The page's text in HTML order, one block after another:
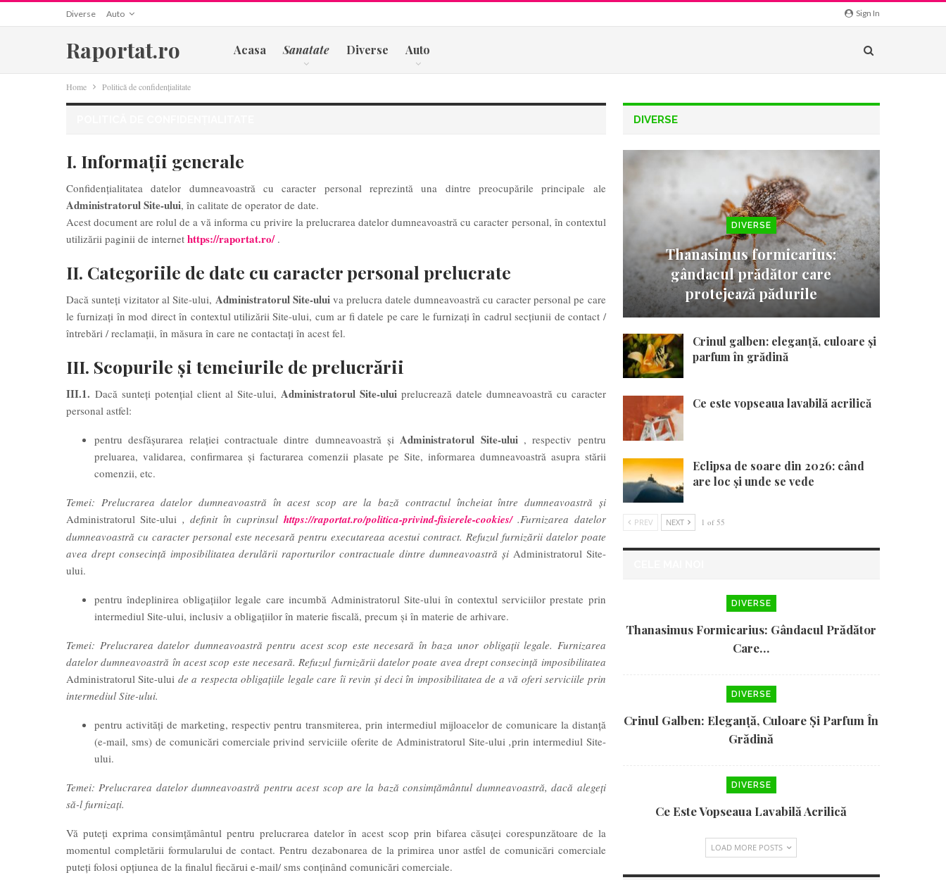
Sign In
Diverse Auto
Raportat.ro Acasa Sanatate Diverse Auto
Home Politică de confidențialitate
I. Informații generale
Confidențialitatea datelor dumneavoastră cu caracter personal reprezintă una dintre preocupările principale ale
Administratorul Site-ului, în calitate de operator de date.
Acest document are rolul de a vă informa cu privire la prelucrarea datelor dumneavoastră cu caracter personal, în contextul
utilizării paginii de internet https://raportat.ro/ .
II. Categoriile de date cu caracter personal prelucrate
Dacă sunteți vizitator al Site-ului, Administratorul Site-uluiva prelucra datele dumneavoastră cu caracter personal pe care
le furnizați în mod direct în contextul utilizării Site-ului, cum ar fi datele pe care le furnizați în cadrul secțiunii de contact /
întrebări / reclamații, în măsura în care ne contactați în acest fel.
III. Scopurile și temeiurile de prelucrării
III.1. Dacă sunteți potențial client al Site-ului, Administratorul Site-uluiprelucrează datele dumneavoastră cu caracter
personal astfel:
pentru desfășurarea relației contractuale dintre dumneavoastră şiAdministratorul Site-ului, respectiv pentru
preluarea, validarea, confirmarea şi facturarea comenzii plasate pe Site, informarea dumneavoastră asupra stării
comenzii, etc.
Temei: Prelucrarea datelor dumneavoastră în acest scop are la bază contractul încheiat între dumneavoastră și
Administratorul Site-ului , definit în cuprinsul https://raportat.ro/politica-privind-fisierele-cookies/ .Furnizarea datelor
dumneavoastră cu caracter personal este necesară pentru executareaa acestui contract. Refuzul furnizării datelor poate
avea drept consecință imposibilitatea derulării raporturilor contractuale dintre dumneavoastră și Administratorul Site-
ului.
pentru îndeplinirea obligațiilor legale care incumbă Administratorul Site-ului în contextul serviciilor prestate prin
intermediul Site-ului, inclusiv a obligațiilor în materie fiscală, precum și în materie de arhivare.
Temei: Prelucrarea datelor dumneavoastră pentru acest scop este necesară în baza unor obligații legale. Furnizarea
datelor dumneavoastră în acest scop este necesară. Refuzul furnizării datelor poate avea drept consecință imposibilitatea
Administratorul Site-ului de a respecta obligațiile legale care îi revin și deci în imposibilitatea de a vă oferi serviciile prin
intermediul Site-ului.
pentru activităţi de marketing, respectiv pentru transmiterea, prin intermediul mijloacelor de comunicare la distanţă
(e-mail, sms) de comunicări comerciale privind serviciile oferite de Administratorul Site-ului,prin intermediul Site-
ului.
Temei: Prelucrarea datelor dumneavoastră pentru acest scop are la bază consimțământul dumneavoastră, dacă alegeți
să-l furnizați.
Vă puteți exprima consimțământul pentru prelucrarea datelor în acest scop prin bifarea căsuței corespunzătoare de la
momentul completării formularului de contact. Pentru dezabonarea de la primirea unor astfel de comunicări comerciale
puteți folosi opţiunea de la finalul fiecărui e-mail/ sms conţinând comunicări comerciale.
DIVERSE
DIVERSE
Thanasimus formicarius:
gândacul prădător care
protejează pădurile
Crinul galben: eleganță, culoare și
parfum în grădină
Ce este vopseaua lavabilă acrilică
Eclipsa de soare din 2026: când
are loc și unde se vede
PREV NEXT 1 of 55
DIVERSE
Thanasimus Formicarius: Gândacul Prădător
Care…
DIVERSE
Crinul Galben: Eleganță, Culoare Și Parfum În
Grădină
DIVERSE
Ce Este Vopseaua Lavabilă Acrilică
LOAD MORE POSTS